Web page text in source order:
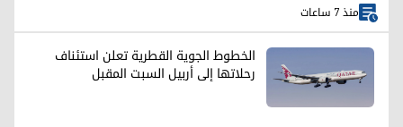
منذ 7 ساعات
الخطوط الجوية القطرية تعلن استئناف
رحلاتها إلى أربيل السبت المقبل